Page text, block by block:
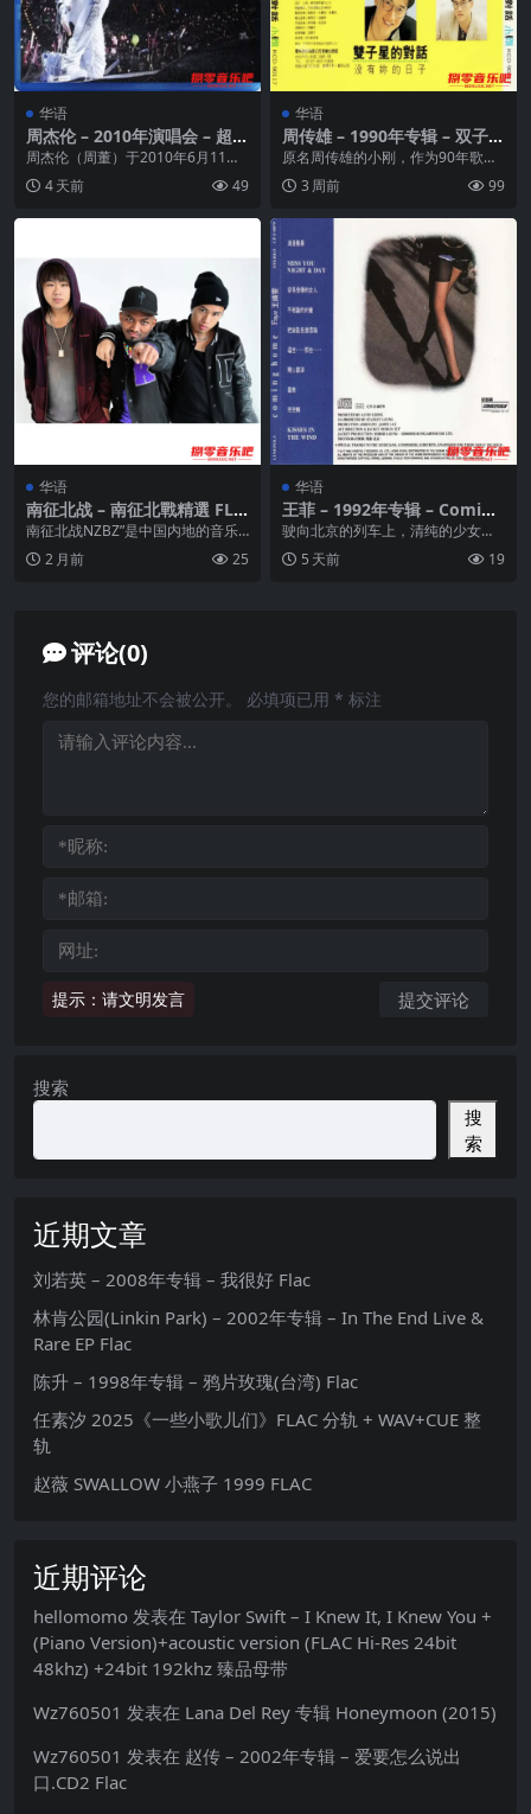
华语
周杰伦 – 2010年演唱会 – 超时
代演唱会 wav
周杰伦（周董）于2010年6月11、1
2日在台北小巨蛋推出2010最新世
界巡演“...
4 天前 49
华语
周传雄 – 1990年专辑 – 双子星
的对话 Flac
原名周传雄的小刚，作为90年歌林
公司竭力推出的新人，当然也不
赖。《不完美的双子星...
3 周前 99
华语
南征北战 – 南征北戰精選 FLA
C
南征北战NZBZ”是中国内地的音乐
组合，成立于2012年，由胡汀洋、
赵辰龙、尼成...
2 月前 25
华语
王菲 – 1992年专辑 – Coming
Home Flac
驶向北京的列车上，清纯的少女望
出窗外，若有所思。美国求学归
来，王菲一张名为《Co...
5 天前 19
评论(0)
提示：请文明发言
您的邮箱地址不会被公开。 必填项已用 * 标注
搜索
搜
索
近期文章
刘若英 – 2008年专辑 – 我很好 Flac
林肯公园(Linkin Park) – 2002年专辑 – In The End Live &
Rare EP Flac
陈升 – 1998年专辑 – 鸦片玫瑰(台湾) Flac
任素汐 2025《一些小歌儿们》FLAC 分轨 + WAV+CUE 整
轨
赵薇 SWALLOW 小燕子 1999 FLAC
近期评论
hellomomo 发表在 Taylor Swift – I Knew It, I Knew You +
(Piano Version)+acoustic version (FLAC Hi-Res 24bit
48khz) +24bit 192khz 臻品母带
Wz760501 发表在 Lana Del Rey 专辑 Honeymoon (2015)
Wz760501 发表在 赵传 – 2002年专辑 – 爱要怎么说出
口.CD2 Flac